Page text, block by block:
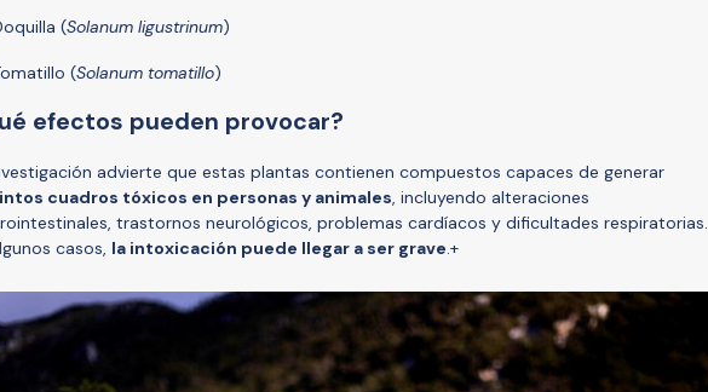
(Solanum ligustrinum)
(Solanum tomatillo)
efectos pueden provocar?
advierte que estas plantas contienen compuestos capaces de generar
cuadros tóxicos en personas y animales, incluyendo alteraciones
trastornos neurológicos, problemas cardíacos y dificultades respiratorias.
casos, la intoxicación puede llegar a ser grave.+